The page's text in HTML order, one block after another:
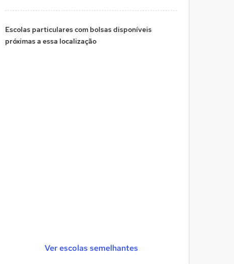
Escolas particulares com bolsas disponíveis
próximas a essa localização
Ver escolas semelhantes